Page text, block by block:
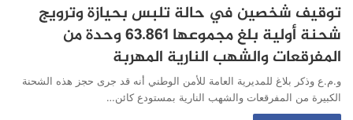
توقيف شخصين في حالة تلبس بحيازة وترويج
شحنة أولية بلغ مجموعها 63.861 وحدة من
المفرقعات والشهب النارية المهربة
و.م.ع وذكر بلاغ للمديرية العامة للأمن الوطني أنه قد جرى حجز هذه الشحنة
الكبيرة من المفرقعات والشهب النارية بمستودع كائن…